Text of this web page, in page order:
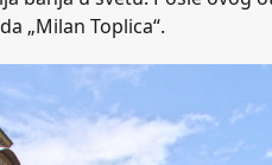
„Milan Toplica“.